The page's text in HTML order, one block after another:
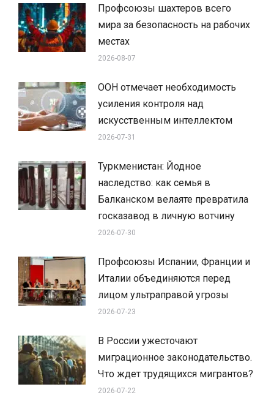
Профсоюзы шахтеров всего
мира за безопасность на рабочих
местах
2026-08-07
ООН отмечает необходимость
усиления контроля над
искусственным интеллектом
2026-07-31
Туркменистан: Йодное
наследство: как семья в
Балканском велаяте превратила
госказавод в личную вотчину
2026-07-30
Профсоюзы Испании, Франции и
Италии объединяются перед
лицом ультраправой угрозы
2026-07-23
В России ужесточают
миграционное законодательство.
Что ждет трудящихся мигрантов?
2026-07-22